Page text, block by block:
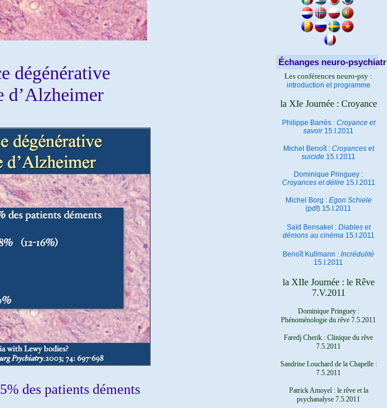
dégénérative
d’Alzheimer
des patients déments
Échanges neuro-
Les conférences neuro-psy :
introduction et programme
la XIe Journée : Croyance
Philippe Barrès : Croyance et
savoir15.I.2011
Michel Benoît : Croyances et
suicide 15.I.2011
Dominique Pringuey :
Croyances et délire15.I.2011
Michel Borg : Egon Schiele
(pdf) 15.I.2011
Saïd Bensakel : Diables et
démons au cinéma 15.I.2011
Benoît Kullmann : Incrédulité
15.I.2011
la XIIe Journée : le Rêve
7.V.2011
Dominique Pringuey :
Phénoménologie du rêve 7.5.2011
Faredj Cherik : Clinique du rêve
7.5.2011
Sandrine Louchard de la Chapelle :
7.5.2011
Patrick Amoyel : le rêve et la
psychanalyse 7.5.2011